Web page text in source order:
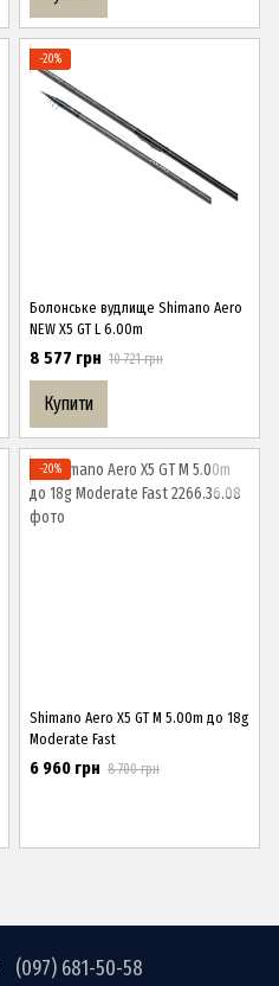
−20%
Болонське вудлище Shimano Aero
NEW X5 GT L 6.00m
8 577 грн 10 721 грн
Купити
−20%
Shimano Aero X5 GT M 5.00m до 18g
Moderate Fast
6 960 грн 8 700 грн
(097) 681-50-58